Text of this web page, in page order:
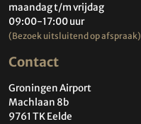
maandag t/m vrijdag
09:00-17:00 uur
(Bezoek uitsluitend op afspraak)
Contact
Groningen Airport
Machlaan 8b
9761 TK Eelde